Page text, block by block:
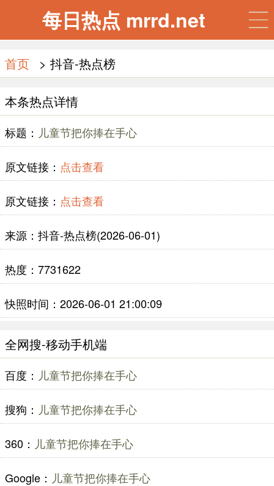
每日热点 mrrd.net
首页 > 抖音-热点榜
本条热点详情
标题： 儿童节把你捧在手心
原文链接： 点击查看
原文链接： 点击查看
来源：抖音-热点榜(2026-06-01)
热度：7731622
快照时间：2026-06-01 21:00:09
全网搜-移动手机端
百度： 儿童节把你捧在手心
搜狗： 儿童节把你捧在手心
360： 儿童节把你捧在手心
Google： 儿童节把你捧在手心